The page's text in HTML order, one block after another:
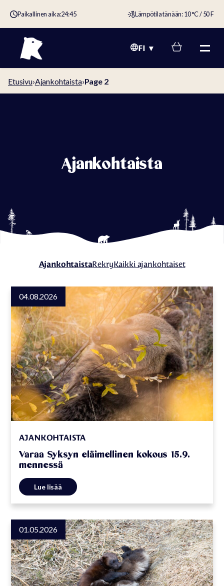
Paikallinen aika:24:45 Lämpötila tänään: 10 °C / 50 F
FI
Etusivu›Ajankohtaista›Page 2
Ajankohtaista
04.08.2026
AJANKOHTAISTA
Varaa Syksyn eläimellinen kokous 15.9.
mennessä
Lue lisää
AjankohtaistaRekryKaikki ajankohtaiset
01.05.2026